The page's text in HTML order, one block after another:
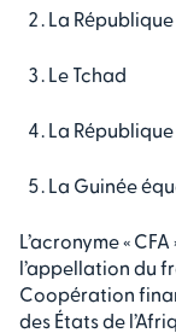
La
Le Tchad
La
La Guinée
L’acronyme «
l’appellation du
Coopération
des États de